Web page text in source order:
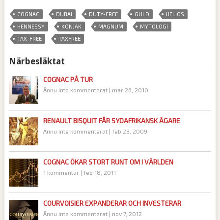
COGNAC DUBAI DUTY-FREE GULD HELIOS
HENNESSY KONJAK MAGNUM MYTOLOGI
TAX-FREE TAXFREE
Närbesläktat
COGNAC PÅ TUR
Ännu inte kommenterat| mar 26, 2010
RENAULT BISQUIT FÅR SYDAFRIKANSK ÄGARE
Ännu inte kommenterat| feb 23, 2009
COGNAC ÖKAR STORT RUNT OM I VÄRLDEN
1 kommentar| feb 18, 2011
COURVOISIER EXPANDERAR OCH INVESTERAR
Ännu inte kommenterat| nov 7, 2012